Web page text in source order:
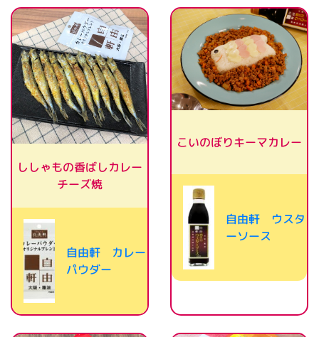
ししゃもの香ばしカレー
チーズ焼
自由軒 カレー
パウダー
こいのぼりキーマカレー
自由軒 ウスタ
ーソース